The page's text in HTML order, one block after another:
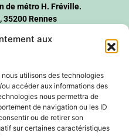
aux
utilisons des technologies
accéder aux informations des
nous permettra de
de navigation ou les ID
ou de retirer son
sur certaines caractéristiques
de métro H. Fréville.
35200 Rennes
mercredis : 9h -13h / 14h -17h
sur rendez-vous